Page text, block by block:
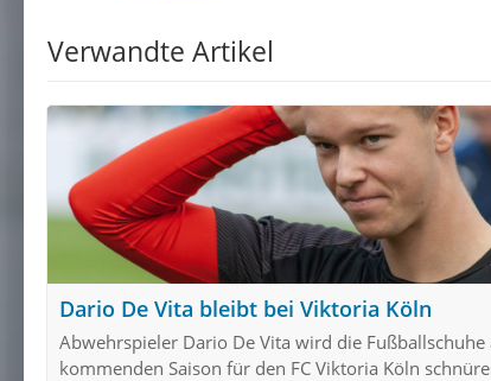
Verwandte Artikel
Dario De Vita bleibt bei Viktoria Köln
Abwehrspieler Dario De Vita wird die Fußballschuhe
kommenden Saison für den FC Viktoria Köln